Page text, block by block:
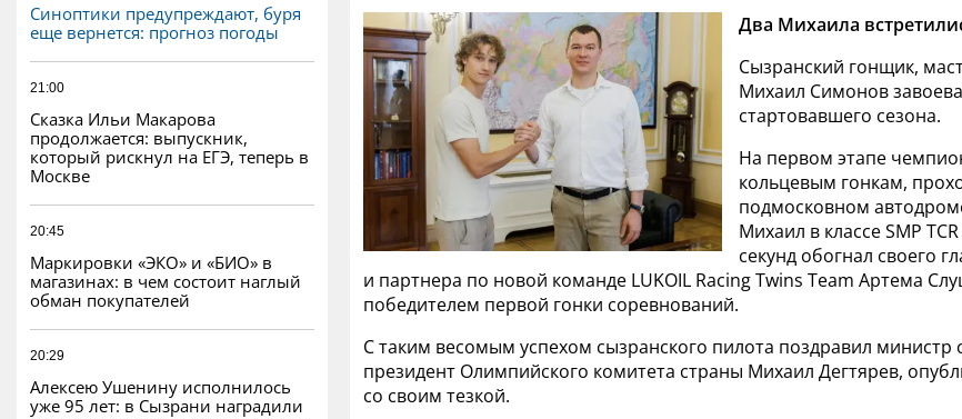
Синоптики предупреждают, буря
еще вернется: прогноз погоды
21:00
Сказка Ильи Макарова
продолжается: выпускник,
который рискнул на ЕГЭ, теперь в
Москве
20:45
Маркировки «ЭКО» и «БИО» в
магазинах: в чем состоит наглый
обман покупателей
20:29
Алексею Ушенину исполнилось
уже 95 лет: в Сызрани наградили
Два Михаила
Сызранский гонщик,
Михаил Симонов
стартовавшего сезона.
На первом этапе
кольцевым гонкам,
подмосковном
Михаил в классе SMP
секунд обогнал своего
и партнера по новой команде LUKOIL Racing Twins Team Артема
победителем первой гонки соревнований.
С таким весомым успехом сызранского пилота поздравил министр
президент Олимпийского комитета страны Михаил Дегтярев,
со своим тезкой.